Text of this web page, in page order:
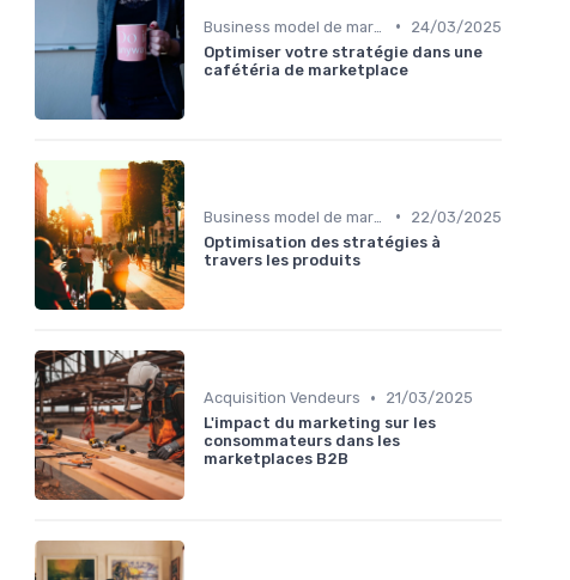
•
24/03/2025
Optimiser votre stratégie dans une
cafétéria de marketplace
•
22/03/2025
Optimisation des stratégies à
travers les produits
Acquisition Vendeurs •
21/03/2025
L'impact du marketing sur les
consommateurs dans les
marketplaces B2B